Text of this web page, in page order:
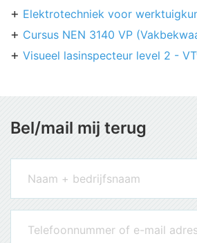
Elektrotechniek voor
Cursus NEN 3140 VP
Visueel lasinspecteur level 2 -
Bel/mail mij terug